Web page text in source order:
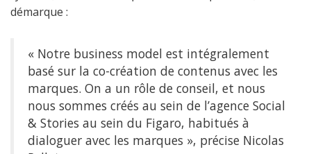
démarque :
« Notre business model est intégralement
basé sur la co-création de contenus avec les
marques. On a un rôle de conseil, et nous
nous sommes créés au sein de l’agence Social
& Stories au sein du Figaro, habitués à
dialoguer avec les marques », précise Nicolas